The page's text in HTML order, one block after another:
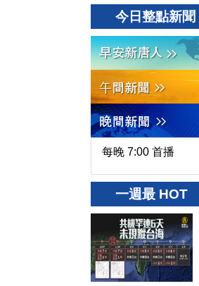
今日整點新聞
每晚 7:00 首播
一週最 HOT